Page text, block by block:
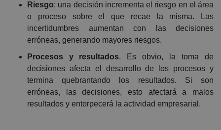
Riesgo: una decisión incrementa el riesgo en el área
o proceso sobre el que recae la misma. Las
incertidumbres aumentan con las decisiones
erróneas, generando mayores riesgos.
Procesos y resultados. Es obvio, la toma de
decisiones afecta el desarrollo de los procesos y
termina quebrantando los resultados. Si son
erróneas, las decisiones, esto afectará a malos
resultados y entorpecerá la actividad empresarial.